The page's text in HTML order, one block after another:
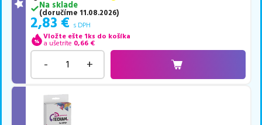
Na sklade
(doručíme 11.08.2026)
2,83 € s DPH
Vložte ešte 1ks do košíka
a ušetríte 0,66 €
- +